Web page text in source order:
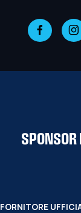
SPONSOR
FORNITORE